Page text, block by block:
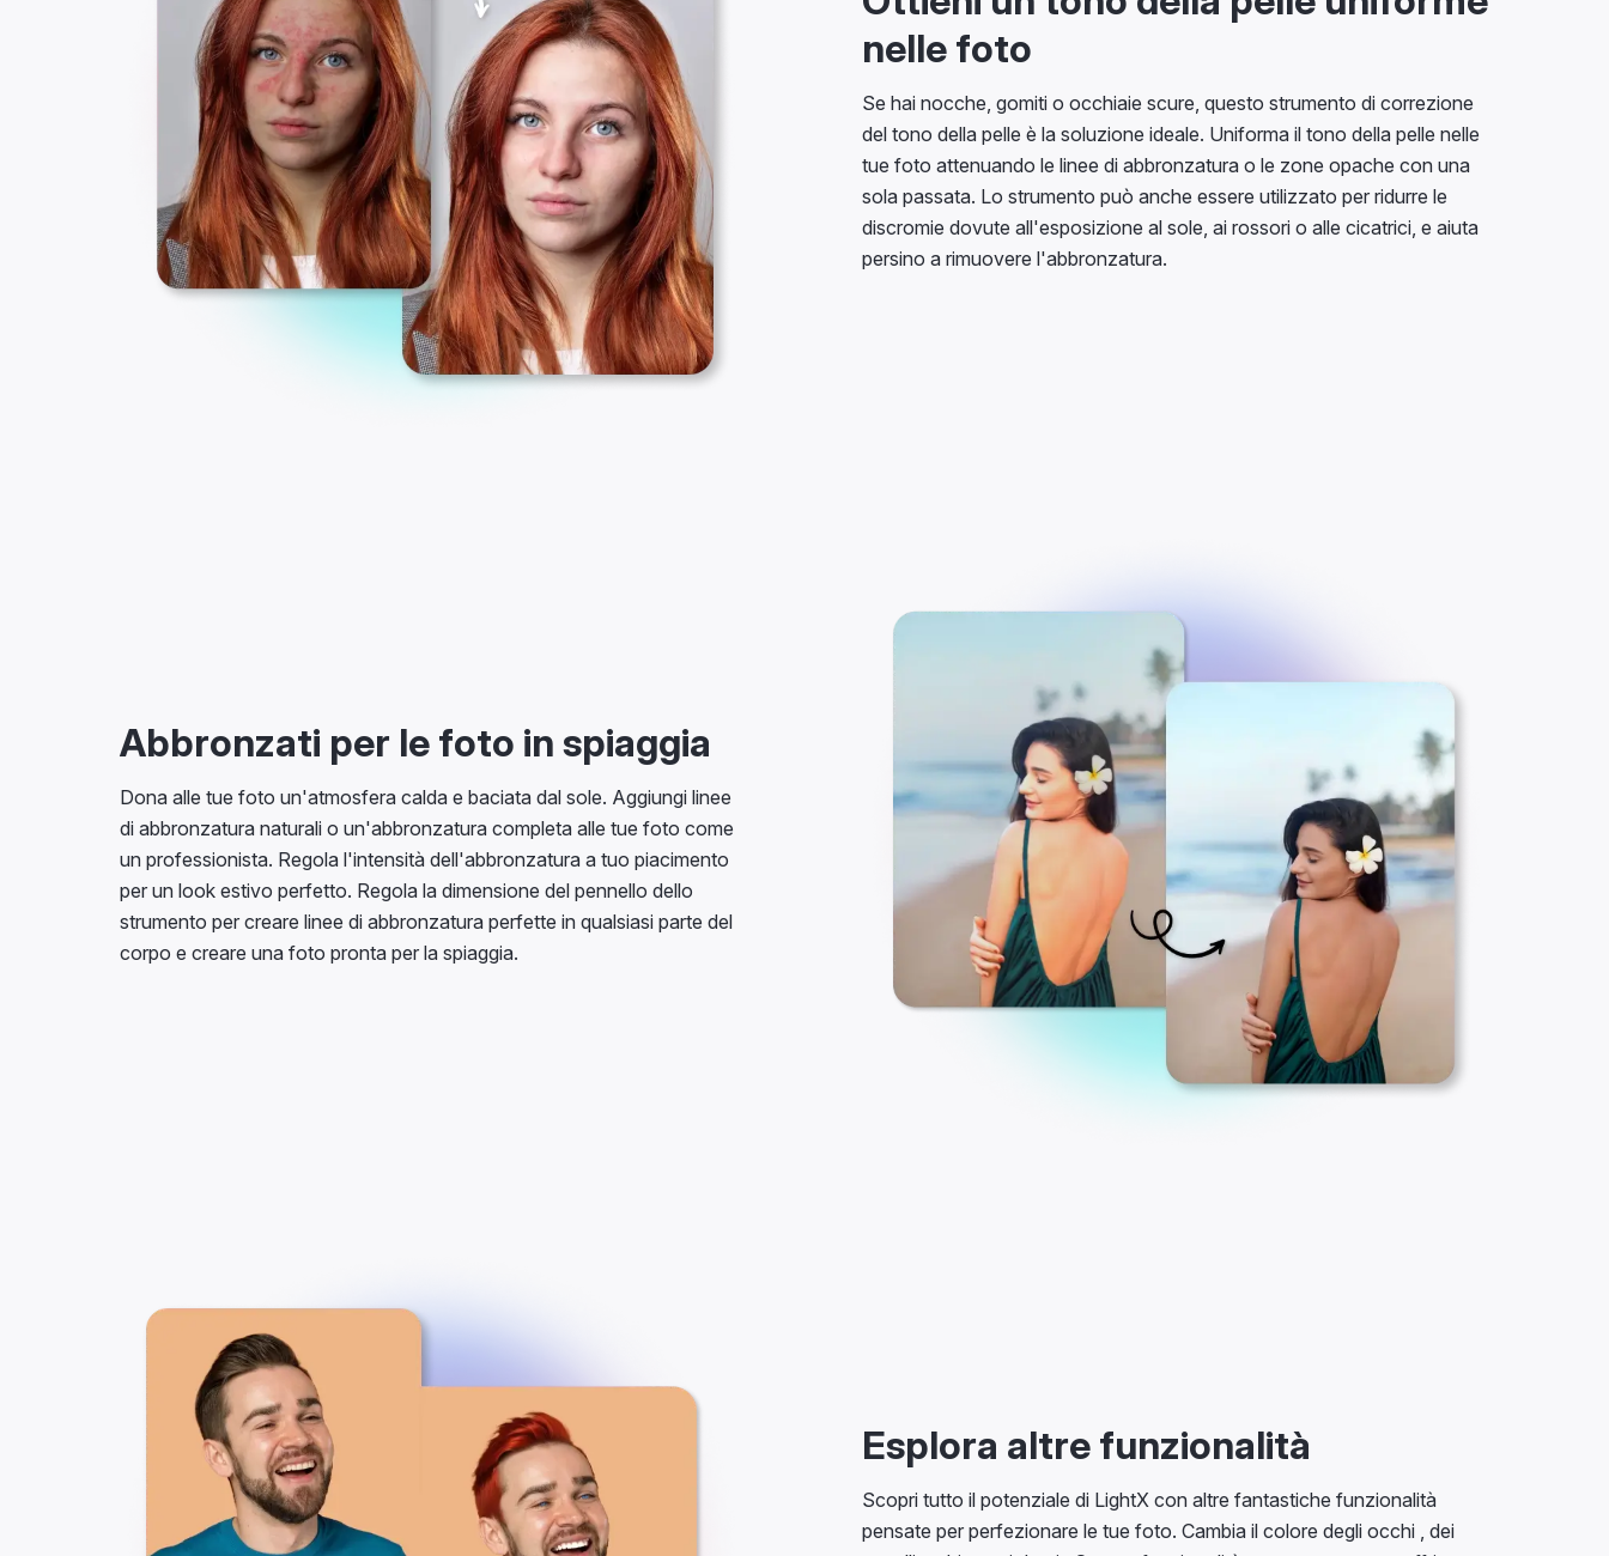
nelle foto
Se hai nocche, gomiti o occhiaie scure, questo strumento di correzione
del tono della pelle è la soluzione ideale. Uniforma il tono della pelle nelle
tue foto attenuando le linee di abbronzatura o le zone opache con una
sola passata. Lo strumento può anche essere utilizzato per ridurre le
discromie dovute all'esposizione al sole, ai rossori o alle cicatrici, e aiuta
persino a rimuovere l'abbronzatura.
Abbronzati per le foto in spiaggia
Dona alle tue foto un'atmosfera calda e baciata dal sole. Aggiungi linee
di abbronzatura naturali o un'abbronzatura completa alle tue foto come
un professionista. Regola l'intensità dell'abbronzatura a tuo piacimento
per un look estivo perfetto. Regola la dimensione del pennello dello
strumento per creare linee di abbronzatura perfette in qualsiasi parte del
corpo e creare una foto pronta per la spiaggia.
Esplora altre funzionalità
Scopri tutto il potenziale di LightX con altre fantastiche funzionalità
pensate per perfezionare le tue foto. Cambia il colore degli occhi , dei